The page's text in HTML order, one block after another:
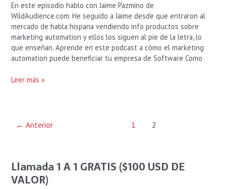
En este episodio hablo con Jaime Pazmino de
WildAudience.com. He seguido a Jaime desde que entraron al
mercado de habla hispana vendiendo info productos sobre
marketing automation y ellos los siguen al pie de la letra, lo
que enseñan. Aprende en este podcast a cómo el marketing
automation puede beneficiar tu empresa de Software Como
Leer más »
← Anterior 1 2
Llamada 1 A 1 GRATIS ($100 USD DE
VALOR)